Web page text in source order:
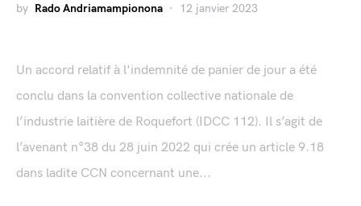
by Rado Andriamampionona 12 janvier 2023
Un accord relatif à l'indemnité de panier de jour a été
conclu dans la convention collective nationale de
l’industrie laitière de Roquefort (IDCC 112). Il s’agit de
l’avenant n°38 du 28 juin 2022 qui crée un article 9.18
dans ladite CCN concernant une...